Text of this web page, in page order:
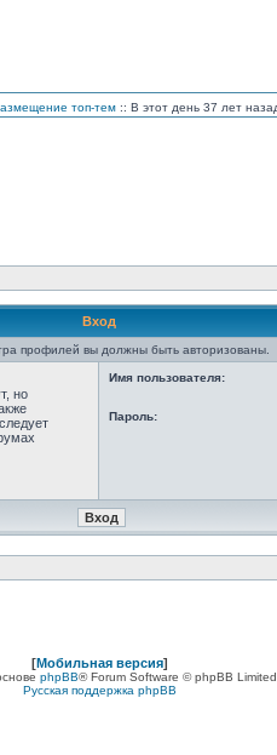
топ-тем :: В этот день 37 лет
Вход
профилей вы должны быть авторизованы.
но
Имя пользователя:
Пароль:
[Мобильная версия]
phpBB® Forum Software © phpBB Limited
Русская поддержка phpBB